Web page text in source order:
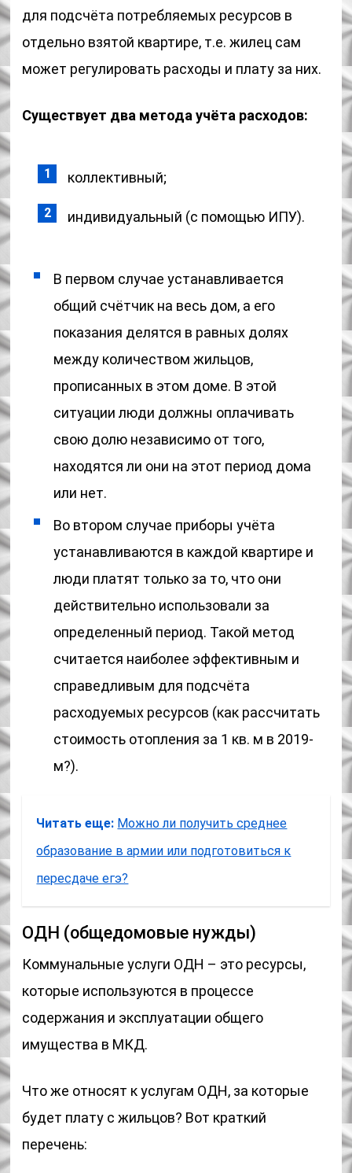
для подсчёта потребляемых ресурсов в
отдельно взятой квартире, т.е. жилец сам
может регулировать расходы и плату за них.
Существует два метода учёта расходов:
коллективный;
индивидуальный (с помощью ИПУ).
В первом случае устанавливается
общий счётчик на весь дом, а его
показания делятся в равных долях
между количеством жильцов,
прописанных в этом доме. В этой
ситуации люди должны оплачивать
свою долю независимо от того,
находятся ли они на этот период дома
или нет.
Во втором случае приборы учёта
устанавливаются в каждой квартире и
люди платят только за то, что они
действительно использовали за
определенный период. Такой метод
считается наиболее эффективным и
справедливым для подсчёта
расходуемых ресурсов (как рассчитать
стоимость отопления за 1 кв. м в 2019-
м?).
Читать еще: Можно ли получить среднее
образование в армии или подготовиться к
пересдаче егэ?
ОДН (общедомовые нужды)
Коммунальные услуги ОДН – это ресурсы,
которые используются в процессе
содержания и эксплуатации общего
имущества в МКД.
Что же относят к услугам ОДН, за которые
будет плату с жильцов? Вот краткий
перечень: